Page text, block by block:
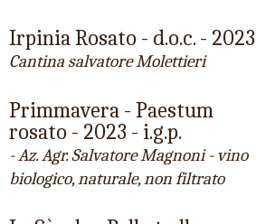
Irpinia Rosato - d.o.c. - 2023
Cantina salvatore Molettieri
Primmavera - Paestum
rosato - 2023 - i.g.p.
- Az. Agr. Salvatore Magnoni - vino
biologico, naturale, non filtrato